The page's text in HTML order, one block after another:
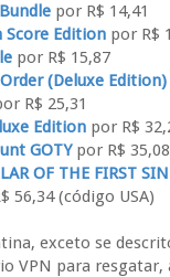
por R$ 14,41
Score Editionpor R$
por R$ 15,87
(Deluxe Edition)
R$ 25,31
Editionpor R$
GOTYpor R$ 35,08
OF THE FIRST SIN
56,34 (código USA)
exceto se
VPN para resgatar,